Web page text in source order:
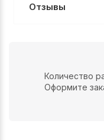
Отзывы
Количество
Оформите